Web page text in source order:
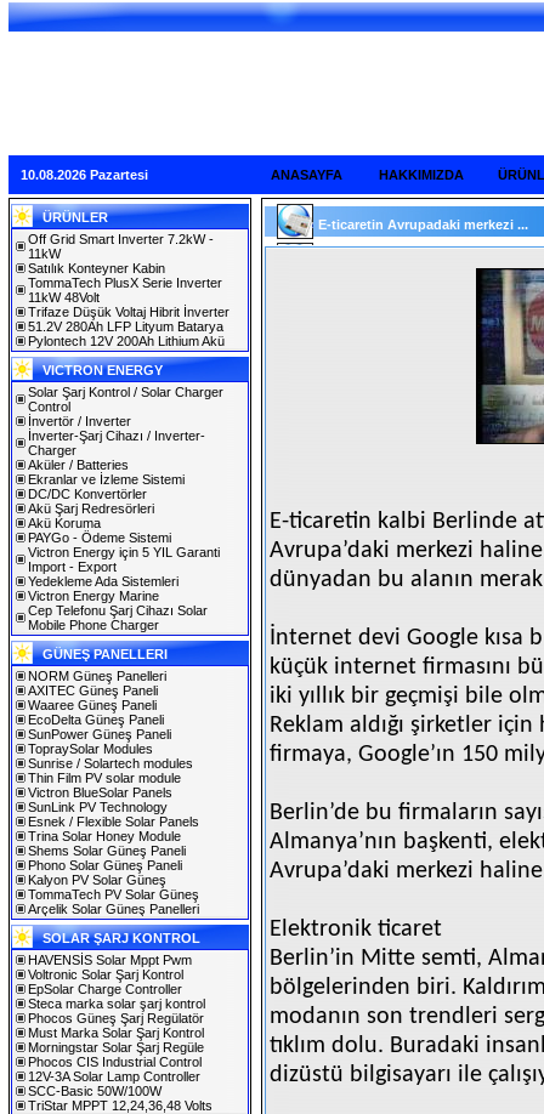
10.08.2026 Pazartesi ANASAYFA HAKKIMIZDA
ÜRÜNLER
Off Grid Smart Inverter 7.2kW -
11kW
Satılık Konteyner Kabin
TommaTech PlusX Serie Inverter
11kW 48Volt
Trifaze Düşük Voltaj Hibrit İnverter
51.2V 280Ah LFP Lityum Batarya
Pylontech 12V 200Ah Lithium Akü
VICTRON ENERGY
Solar Şarj Kontrol / Solar Charger
Control
İnvertör / Inverter
İnverter-Şarj Cihazı / Inverter-
Charger
Aküler / Batteries
Ekranlar ve İzleme Sistemi
DC/DC Konvertörler
Akü Şarj Redresörleri
Akü Koruma
PAYGo - Ödeme Sistemi
Victron Energy için 5 YIL Garanti
Import - Export
Yedekleme Ada Sistemleri
Victron Energy Marine
Cep Telefonu Şarj Cihazı Solar
Mobile Phone Charger
GÜNEŞ PANELLERI
NORM Güneş Panelleri
AXITEC Güneş Paneli
Waaree Güneş Paneli
EcoDelta Güneş Paneli
SunPower Güneş Paneli
TopraySolar Modules
Sunrise / Solartech modules
Thin Film PV solar module
Victron BlueSolar Panels
SunLink PV Technology
Esnek / Flexible Solar Panels
Trina Solar Honey Module
Shems Solar Güneş Paneli
Phono Solar Güneş Paneli
Kalyon PV Solar Güneş
TommaTech PV Solar Güneş
Arçelik Solar Güneş Panelleri
SOLAR ŞARJ KONTROL
HAVENSİS Solar Mppt Pwm
Voltronic Solar Şarj Kontrol
EpSolar Charge Controller
Steca marka solar şarj kontrol
Phocos Güneş Şarj Regülatör
Must Marka Solar Şarj Kontrol
Morningstar Solar Şarj Regüle
Phocos CIS Industrial Control
12V-3A Solar Lamp Controller
SCC-Basic 50W/100W
TriStar MPPT 12,24,36,48 Volts
E-ticaretin Avrupadaki merkezi ...
E-ticaretin kalbi Berlinde
Avrupa’daki merkezi
dünyadan bu alanın
İnternet devi Google kısa
küçük internet firmasını
iki yıllık bir geçmişi bile
Reklam aldığı şirketler
firmaya, Google’ın 150
Berlin’de bu firmaların
Almanya’nın başkenti,
Avrupa’daki merkezi
Elektronik ticaret
Berlin’in Mitte semti,
bölgelerinden biri.
modanın son trendleri
tıklım dolu. Buradaki
dizüstü bilgisayarı ile